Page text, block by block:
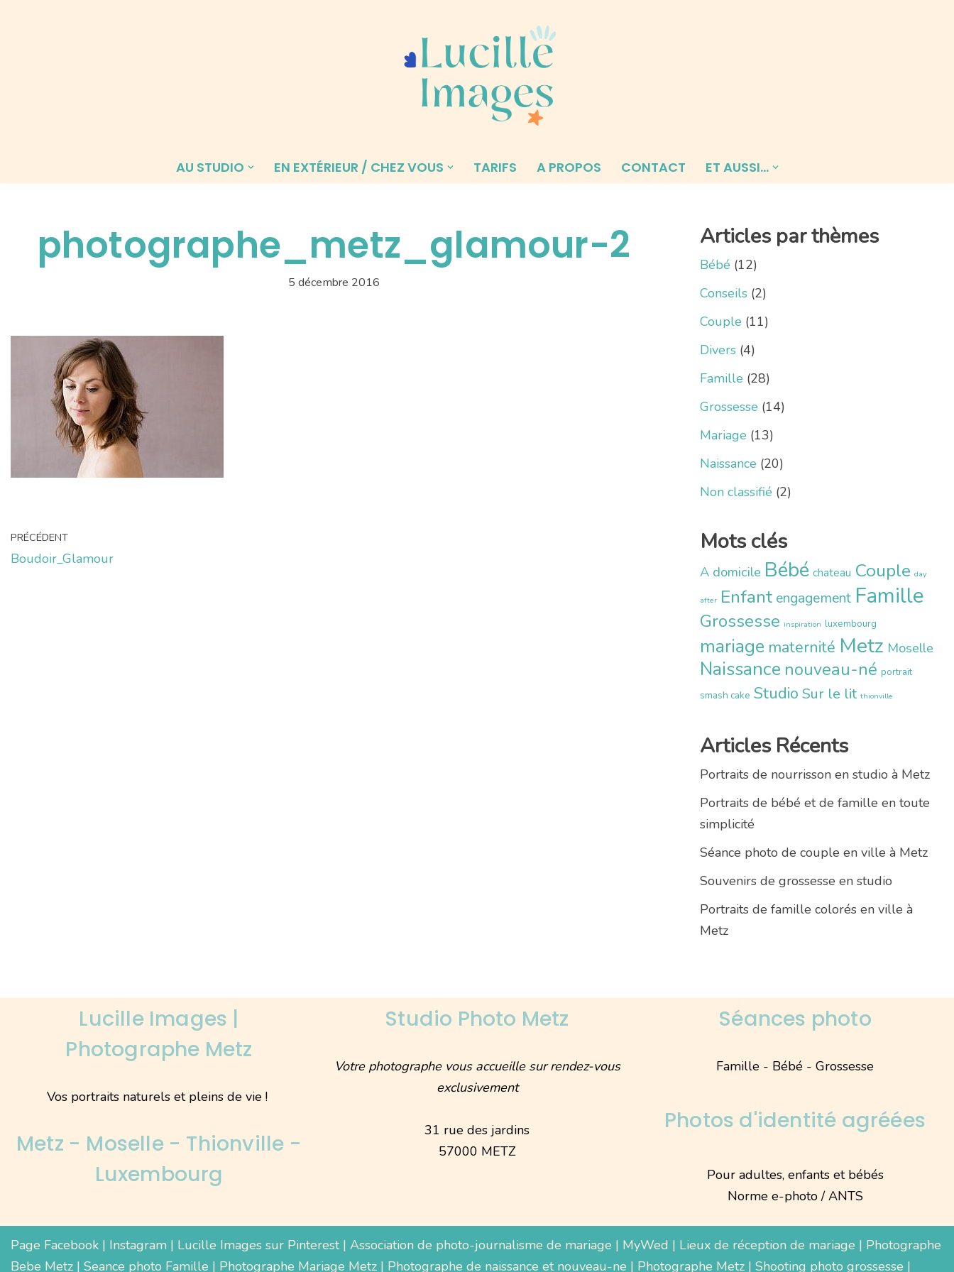
AU STUDIO EN EXTÉRIEUR / CHEZ VOUS TARIFS A PROPOS CONTACT ET AUSSI…
photographe_metz_glamour-2
5 décembre 2016
PRÉCÉDENT
Boudoir_Glamour
Articles par thèmes
Bébé (12)
Conseils(2)
Couple (11)
Divers(4)
Famille (28)
Grossesse (14)
Mariage (13)
Naissance (20)
Non classifié (2)
Mots clés
A domicile Bébé chateau Couple day
after Enfant engagement Famille
Grossesse inspiration luxembourg
mariage maternité Metz Moselle
Naissance nouveau-né portrait
smash cake Studio Sur le lit thionville
Articles Récents
Portraits de nourrisson en studio à Metz
Portraits de bébé et de famille en toute
simplicité
Séance photo de couple en ville à Metz
Souvenirs de grossesse en studio
Portraits de famille colorés en ville à
Metz
Lucille Images |
Photographe Metz
Vos portraits naturels et pleins de vie !
Metz - Moselle - Thionville -
Luxembourg
Studio Photo Metz
Votre photographe vous accueille sur rendez-vous
exclusivement
31 rue des jardins
57000 METZ
Séances photo
Famille - Bébé - Grossesse
Photos d'identité agréées
Pour adultes, enfants et bébés
Norme e-photo / ANTS
Page Facebook | Instagram | Lucille Images sur Pinterest| Association de photo-journalisme de mariage | MyWed | Lieux de réception de mariage | Photographe
Bebe Metz | Seance photo Famille | Photographe Mariage Metz | Photographe de naissance et nouveau-ne | Photographe Metz | Shooting photo grossesse |